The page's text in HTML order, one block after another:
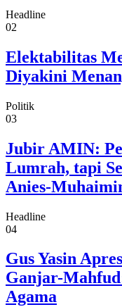
Headline
02
Elektabilitas
Diyakini
Politik
03
Jubir AMIN:
Lumrah, tapi
Anies-
Headline
04
Gus Yasin
Ganjar-
Agama